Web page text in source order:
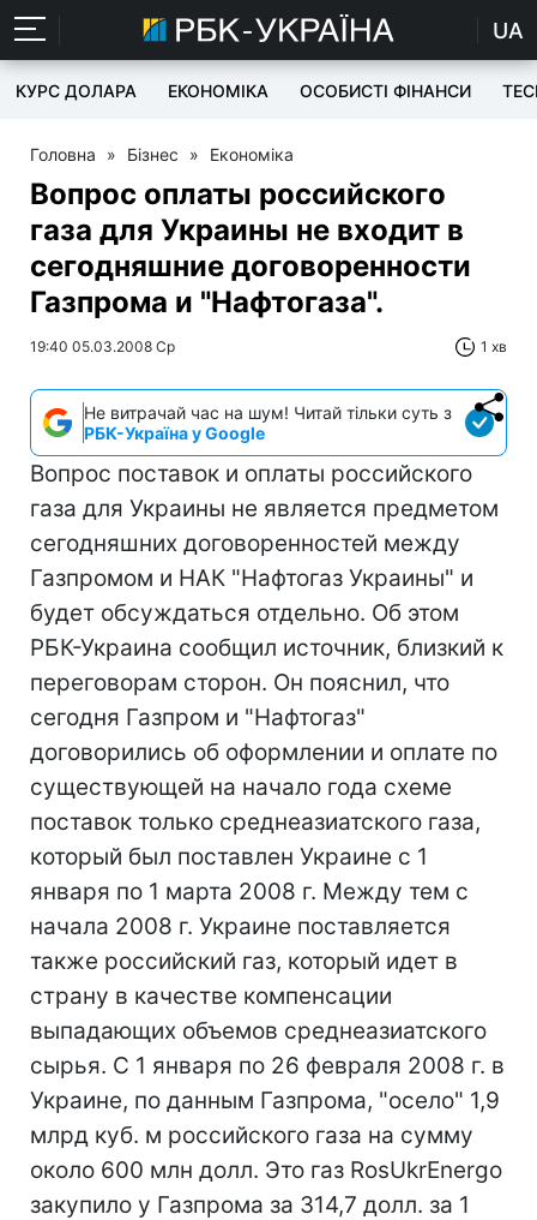
UA
КУРС ДОЛАРА ЕКОНОМІКА ОСОБИСТІ ФІНАНСИ
Головна » Бізнес » Економіка
Вопрос оплаты российского
газа для Украины не входит в
сегодняшние договоренности
Газпрома и "Нафтогаза".
19:40 05.03.2008 Ср 1 хв
Не витрачай час на шум! Читай тільки суть з
РБК-Україна у Google
Вопрос поставок и оплаты российского
газа для Украины не является предметом
сегодняшних договоренностей между
Газпромом и НАК "Нафтогаз Украины" и
будет обсуждаться отдельно. Об этом
РБК-Украина сообщил источник, близкий к
переговорам сторон. Он пояснил, что
сегодня Газпром и "Нафтогаз"
договорились об оформлении и оплате по
существующей на начало года схеме
поставок только среднеазиатского газа,
который был поставлен Украине с 1
января по 1 марта 2008 г. Между тем с
начала 2008 г. Украине поставляется
также российский газ, который идет в
страну в качестве компенсации
выпадающих объемов среднеазиатского
сырья. С 1 января по 26 февраля 2008 г. в
Украине, по данным Газпрома, "осело" 1,9
млрд куб. м российского газа на сумму
около 600 млн долл. Это газ RosUkrEnergo
закупило у Газпрома за 314,7 долл. за 1